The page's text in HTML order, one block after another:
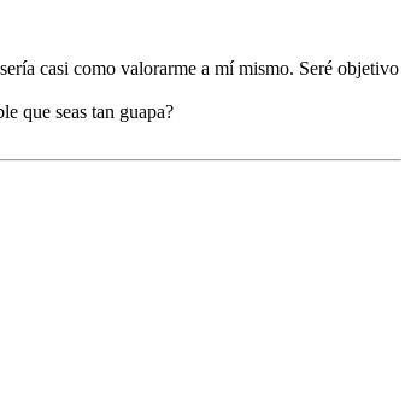
casi como valorarme a mí mismo. Seré objetivo
que seas tan guapa?